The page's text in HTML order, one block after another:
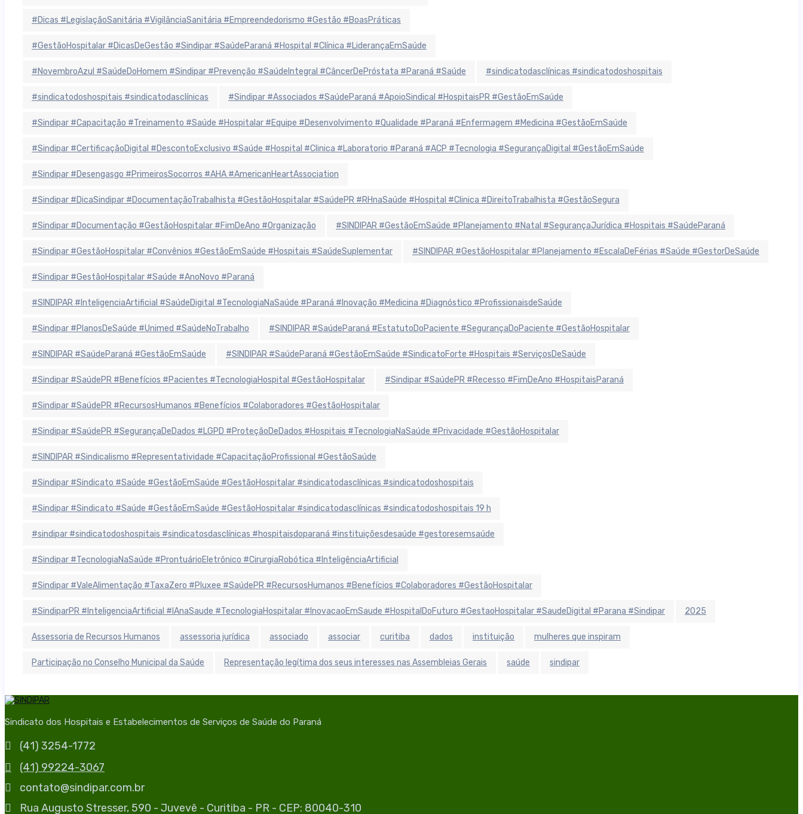
#Dicas #LegislaçãoSanitária #VigilânciaSanitária #Empreendedorismo #Gestão #BoasPráticas
#GestãoHospitalar #DicasDeGestão #Sindipar #SaúdeParaná #Hospital #Clínica #LiderançaEmSaúde
#NovembroAzul #SaúdeDoHomem #Sindipar #Prevenção #SaúdeIntegral #CâncerDePróstata #Paraná #Saúde #sindicatodasclínicas #sindicatodoshospitais
#sindicatodoshospitais #sindicatodasclínicas #Sindipar #Associados #SaúdeParaná #ApoioSindical #HospitaisPR #GestãoEmSaúde
#Sindipar #Capacitação #Treinamento #Saúde #Hospitalar #Equipe #Desenvolvimento #Qualidade #Paraná #Enfermagem #Medicina #GestãoEmSaúde
#Sindipar #CertificaçãoDigital #DescontoExclusivo #Saúde #Hospital #Clinica #Laboratorio #Paraná #ACP #Tecnologia #SegurançaDigital #GestãoEmSaúde
#Sindipar #Desengasgo #PrimeirosSocorros #AHA #AmericanHeartAssociation
#Sindipar #DicaSindipar #DocumentaçãoTrabalhista #GestãoHospitalar #SaúdePR #RHnaSaúde #Hospital #Clinica #DireitoTrabalhista #GestãoSegura
#Sindipar #Documentação #GestãoHospitalar #FimDeAno #Organização #SINDIPAR #GestãoEmSaúde #Planejamento #Natal #SegurançaJurídica #Hospitais #SaúdeParaná
#Sindipar #GestãoHospitalar #Convênios #GestãoEmSaúde #Hospitais #SaúdeSuplementar #SINDIPAR #GestãoHospitalar #Planejamento #EscalaDeFérias #Saúde #GestorDeSaúde
#Sindipar #GestãoHospitalar #Saúde #AnoNovo #Paraná
#SINDIPAR #InteligenciaArtificial #SaúdeDigital #TecnologiaNaSaúde #Paraná #Inovação #Medicina #Diagnóstico #ProfissionaisdeSaúde
#Sindipar #PlanosDeSaúde #Unimed #SaúdeNoTrabalho #SINDIPAR #SaúdeParaná #EstatutoDoPaciente #SegurançaDoPaciente #GestãoHospitalar
#SINDIPAR #SaúdeParaná #GestãoEmSaúde #SINDIPAR #SaúdeParaná #GestãoEmSaúde #SindicatoForte #Hospitais #ServiçosDeSaúde
#Sindipar #SaúdePR #Benefícios #Pacientes #TecnologiaHospital #GestãoHospitalar #Sindipar #SaúdePR #Recesso #FimDeAno #HospitaisParaná
#Sindipar #SaúdePR #RecursosHumanos #Benefícios #Colaboradores #GestãoHospitalar
#Sindipar #SaúdePR #SegurançaDeDados #LGPD #ProteçãoDeDados #Hospitais #TecnologiaNaSaúde #Privacidade #GestãoHospitalar
#SINDIPAR #Sindicalismo #Representatividade #CapacitaçãoProfissional #GestãoSaúde
#Sindipar #Sindicato #Saúde #GestãoEmSaúde #GestãoHospitalar #sindicatodasclínicas #sindicatodoshospitais
#Sindipar #Sindicato #Saúde #GestãoEmSaúde #GestãoHospitalar #sindicatodasclínicas #sindicatodoshospitais 19 h
#sindipar #sindicatodoshospitais #sindicatosdasclínicas #hospitaisdoparaná #instituiçõesdesaúde #gestoresemsaúde
#Sindipar #TecnologiaNaSaúde #ProntuárioEletrônico #CirurgiaRobótica #InteligênciaArtificial
#Sindipar #ValeAlimentação #TaxaZero #Pluxee #SaúdePR #RecursosHumanos #Benefícios #Colaboradores #GestãoHospitalar
#SindiparPR #InteligenciaArtificial #IAnaSaude #TecnologiaHospitalar #InovacaoEmSaude #HospitalDoFuturo #GestaoHospitalar #SaudeDigital #Parana #Sindipar 2025
Assessoria de Recursos Humanos assessoria jurídica associado associar curitiba dados instituição mulheres que inspiram
Participação no Conselho Municipal da Saúde Representação legítima dos seus interesses nas Assembleias Gerais saúde sindipar
Sindicato dos Hospitais e Estabelecimentos de Serviços de Saúde do Paraná
(41) 3254-1772
(41) 99224-3067
contato@sindipar.com.br
Rua Augusto Stresser, 590 - Juvevê - Curitiba - PR - CEP: 80040-310